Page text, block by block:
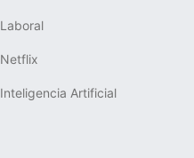
Laboral
Netflix
Inteligencia Artificial